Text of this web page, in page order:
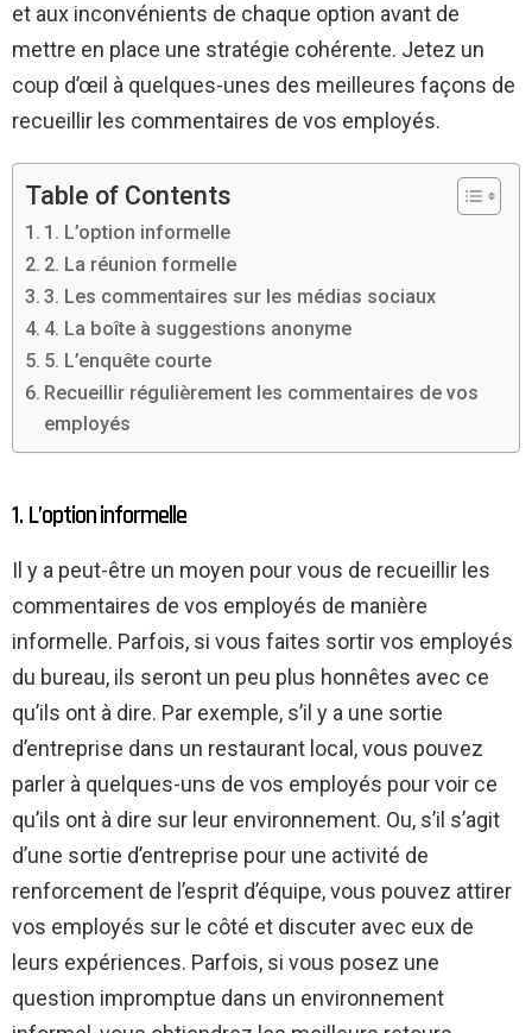
et aux inconvénients de chaque option avant de
mettre en place une stratégie cohérente. Jetez un
coup d’œil à quelques-unes des meilleures façons de
recueillir les commentaires de vos employés.
Table of Contents
1. L’option informelle
2. La réunion formelle
3. Les commentaires sur les médias sociaux
4. La boîte à suggestions anonyme
5. L’enquête courte
Recueillir régulièrement les commentaires de vos
employés
1. L’option informelle
Il y a peut-être un moyen pour vous de recueillir les
commentaires de vos employés de manière
informelle. Parfois, si vous faites sortir vos employés
du bureau, ils seront un peu plus honnêtes avec ce
qu’ils ont à dire. Par exemple, s’il y a une sortie
d’entreprise dans un restaurant local, vous pouvez
parler à quelques-uns de vos employés pour voir ce
qu’ils ont à dire sur leur environnement. Ou, s’il s’agit
d’une sortie d’entreprise pour une activité de
renforcement de l’esprit d’équipe, vous pouvez attirer
vos employés sur le côté et discuter avec eux de
leurs expériences. Parfois, si vous posez une
question impromptue dans un environnement